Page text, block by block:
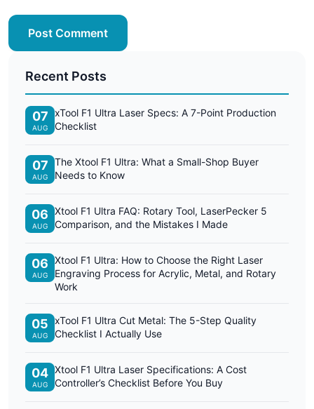
Post Comment
Recent Posts
07
AUG
xTool F1 Ultra Laser Specs: A 7-Point Production
Checklist
07
AUG
The Xtool F1 Ultra: What a Small-Shop Buyer
Needs to Know
06
AUG
Xtool F1 Ultra FAQ: Rotary Tool, LaserPecker 5
Comparison, and the Mistakes I Made
06
AUG
Xtool F1 Ultra: How to Choose the Right Laser
Engraving Process for Acrylic, Metal, and Rotary
Work
05
AUG
xTool F1 Ultra Cut Metal: The 5-Step Quality
Checklist I Actually Use
04
AUG
Xtool F1 Ultra Laser Specifications: A Cost
Controller’s Checklist Before You Buy